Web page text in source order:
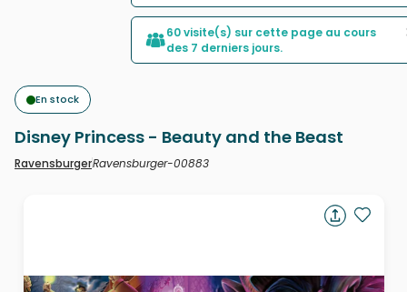
En stock
Disney Princess - Beauty and the Beast
RavensburgerRavensburger-00883
60 visite(s) sur cette page au cours
des 7 derniers jours.